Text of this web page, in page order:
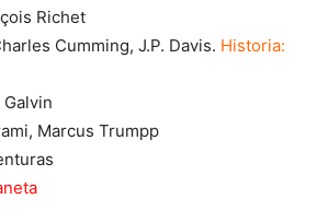
Richet
Cumming, J.P. Davis. Historia:
Marcus Trumpp